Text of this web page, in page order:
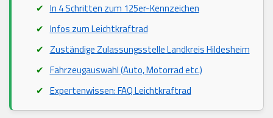
In 4 Schritten zum 125er-Kennzeichen
Infos zum Leichtkraftrad
Zuständige Zulassungsstelle Landkreis Hildesheim
Fahrzeugauswahl (Auto, Motorrad etc.)
Expertenwissen: FAQ Leichtkraftrad